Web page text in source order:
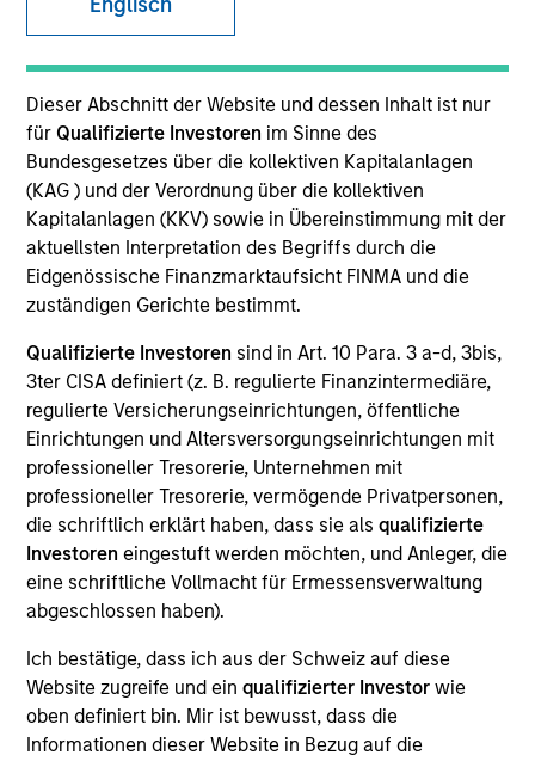
Dieser Abschnitt der Website und dessen Inhalt ist nur
für Qualifizierte Investoren im Sinne des
Bundesgesetzes über die kollektiven Kapitalanlagen
(KAG ) und der Verordnung über die kollektiven
Kapitalanlagen (KKV) sowie in Übereinstimmung mit der
aktuellsten Interpretation des Begriffs durch die
Eidgenössische Finanzmarktaufsicht FINMA und die
zuständigen Gerichte bestimmt.
Qualifizierte Investoren sind in Art. 10 Para. 3 a-d, 3bis,
3ter CISA definiert (z. B. regulierte Finanzintermediäre,
regulierte Versicherungseinrichtungen, öffentliche
Einrichtungen und Altersversorgungseinrichtungen mit
professioneller Tresorerie, Unternehmen mit
professioneller Tresorerie, vermögende Privatpersonen,
die schriftlich erklärt haben, dass sie alsqualifizierte
Investoren eingestuft werden möchten, und Anleger, die
eine schriftliche Vollmacht für Ermessensverwaltung
abgeschlossen haben).
Ich bestätige, dass ich aus der Schweiz auf diese
Website zugreife und ein qualifizierter Investor wie
oben definiert bin. Mir ist bewusst, dass die
Informationen dieser Website in Bezug auf die
best ideas in fixed income. Leveraging the expertise of
and disciplined process that seeks out superior and
repeatable results.
Portfolio Managers
Vishal Khanduja, CFA
Managing Director
Mike Rosborough
Managing Director
Leon Grenyer
Managing Director